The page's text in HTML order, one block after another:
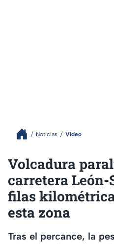
Noticias Video
Volcadura
carretera
filas
esta zona
Tras el percance, la